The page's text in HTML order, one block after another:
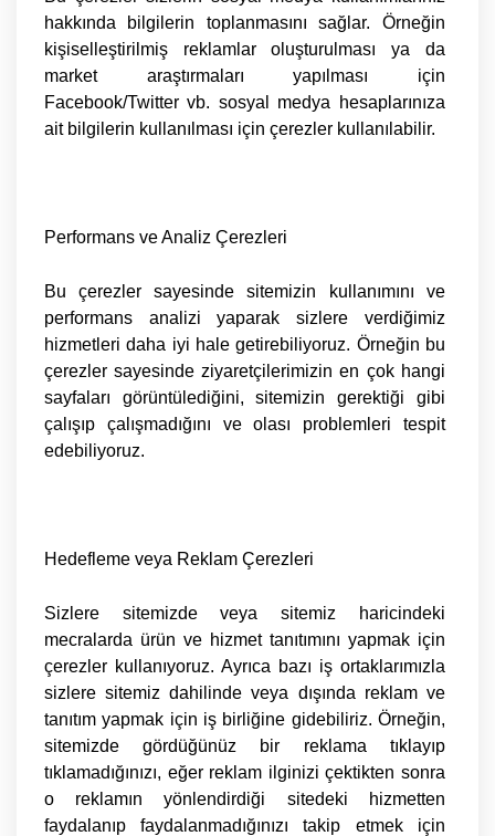
hakkında bilgilerin toplanmasını sağlar. Örneğin
kişiselleştirilmiş reklamlar oluşturulması ya da
market araştırmaları yapılması için
Facebook/Twitter vb. sosyal medya hesaplarınıza
ait bilgilerin kullanılması için çerezler kullanılabilir.
Performans ve Analiz Çerezleri
Bu çerezler sayesinde sitemizin kullanımını ve
performans analizi yaparak sizlere verdiğimiz
hizmetleri daha iyi hale getirebiliyoruz. Örneğin bu
çerezler sayesinde ziyaretçilerimizin en çok hangi
sayfaları görüntülediğini, sitemizin gerektiği gibi
çalışıp çalışmadığını ve olası problemleri tespit
edebiliyoruz.
Hedefleme veya Reklam Çerezleri
Sizlere sitemizde veya sitemiz haricindeki
mecralarda ürün ve hizmet tanıtımını yapmak için
çerezler kullanıyoruz. Ayrıca bazı iş ortaklarımızla
sizlere sitemiz dahilinde veya dışında reklam ve
tanıtım yapmak için iş birliğine gidebiliriz. Örneğin,
sitemizde gördüğünüz bir reklama tıklayıp
tıklamadığınızı, eğer reklam ilginizi çektikten sonra
o reklamın yönlendirdiği sitedeki hizmetten
faydalanıp faydalanmadığınızı takip etmek için